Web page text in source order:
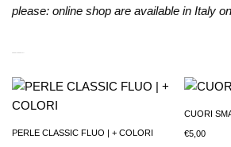
please: online shop are available in Italy
PERLE CLASSIC FLUO | + COLORI
CUORI
€5,00